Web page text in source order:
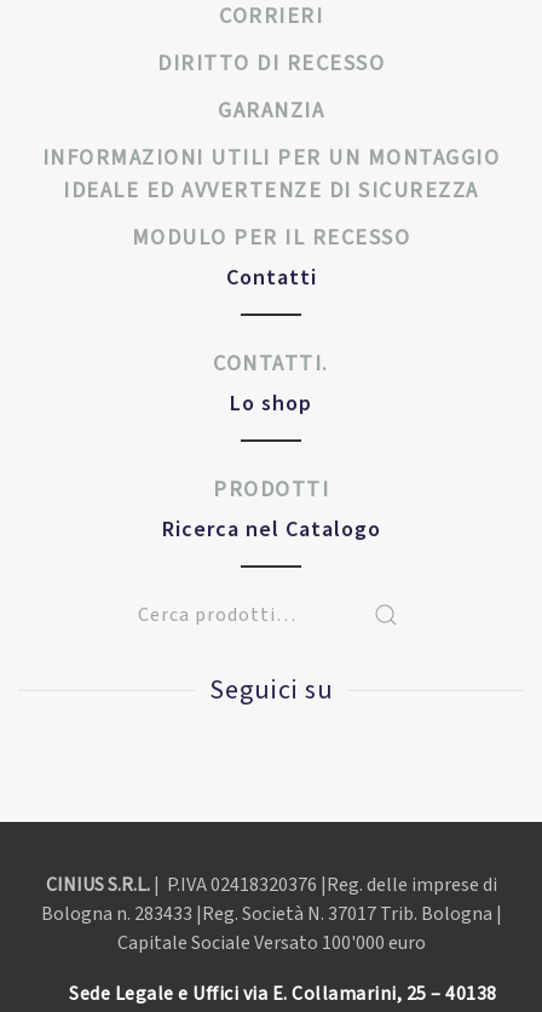
CORRIERI
DIRITTO DI RECESSO
GARANZIA
INFORMAZIONI UTILI PER UN MONTAGGIO
IDEALE ED AVVERTENZE DI SICUREZZA
MODULO PER IL RECESSO
Contatti
CONTATTI.
Lo shop
PRODOTTI
Ricerca nel Catalogo
Seguici su
CINIUS S.R.L.| P.IVA02418320376 |Reg. delle imprese di
Bologna n. 283433 |Reg. Società N. 37017 Trib. Bologna |
Capitale Sociale Versato 100'000 euro
Sede Legale e Uffici via E. Collamarini, 25 – 40138